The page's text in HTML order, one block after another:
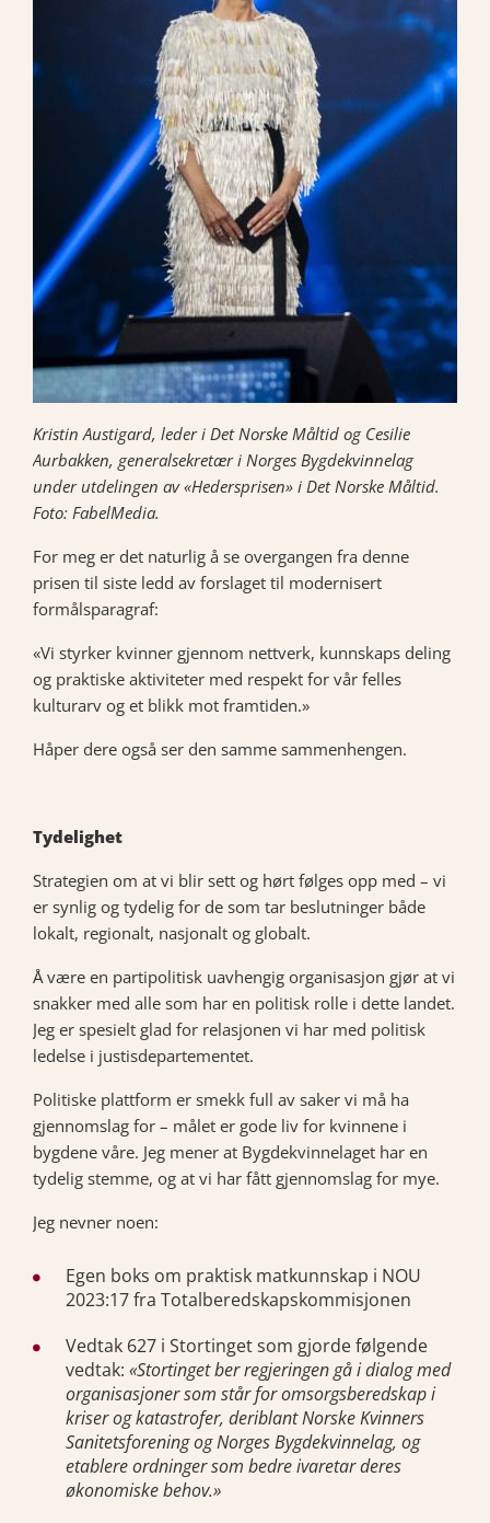
Kristin Austigard, leder i Det Norske Måltid og Cesilie
Aurbakken, generalsekretær i Norges Bygdekvinnelag
under utdelingen av «Hedersprisen» i Det Norske Måltid.
Foto: FabelMedia.
For meg er det naturlig å se overgangen fra denne
prisen til siste ledd av forslaget til modernisert
formålsparagraf:
«Vi styrker kvinner gjennom nettverk, kunnskaps deling
og praktiske aktiviteter med respekt for vår felles
kulturarv og et blikk mot framtiden.»
Håper dere også ser den samme sammenhengen.
Tydelighet
Strategien om at vi blir sett og hørt følges opp med – vi
er synlig og tydelig for de som tar beslutninger både
lokalt, regionalt, nasjonalt og globalt.
Å være en partipolitisk uavhengig organisasjon gjør at vi
snakker med alle som har en politisk rolle i dette landet.
Jeg er spesielt glad for relasjonen vi har med politisk
ledelse i justisdepartementet.
Politiske plattform er smekk full av saker vi må ha
gjennomslag for – målet er gode liv for kvinnene i
bygdene våre. Jeg mener at Bygdekvinnelaget har en
tydelig stemme, og at vi har fått gjennomslag for mye.
Jeg nevner noen:
Egen boks om praktisk matkunnskap i NOU
2023:17 fra Totalberedskapskommisjonen
Vedtak 627 i Stortinget som gjorde følgende
vedtak: «Stortinget ber regjeringen gå i dialog med
organisasjoner som står for omsorgsberedskap i
kriser og katastrofer, deriblant Norske Kvinners
Sanitetsforening og Norges Bygdekvinnelag, og
etablere ordninger som bedre ivaretar deres
økonomiske behov.»